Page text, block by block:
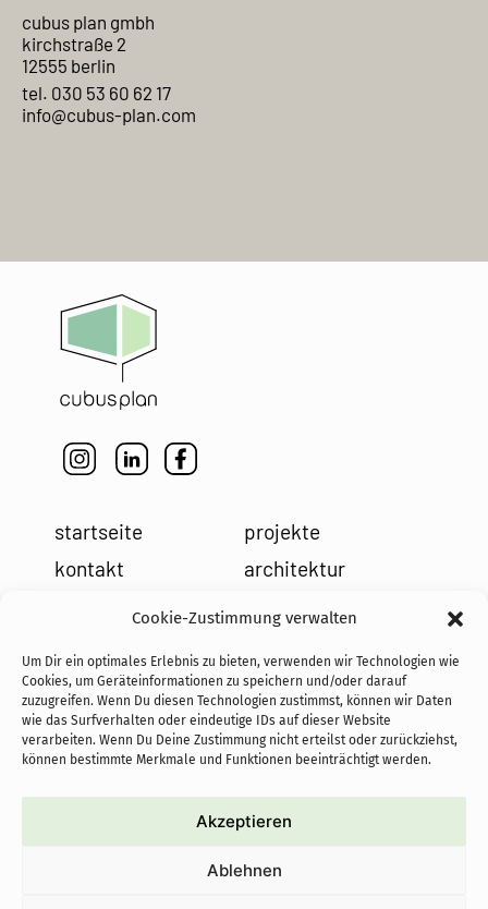
Cookie-Zustimmung verwalten
Um Dir ein optimales Erlebnis zu bieten, verwenden wir Technologien wie
Cookies, um Geräteinformationen zu speichern und/oder darauf
zuzugreifen. Wenn Du diesen Technologien zustimmst, können wir Daten
wie das Surfverhalten oder eindeutige IDs auf dieser Website
verarbeiten. Wenn Du Deine Zustimmung nicht erteilst oder zurückziehst,
können bestimmte Merkmale und Funktionen beeinträchtigt werden.
Akzeptieren
Ablehnen
cubus plan gmbh
kirchstraße 2
12555 berlin
tel. 030 53 60 62 17
info@cubus-plan.com
startseite
projekte
kontakt
architektur
leistungen
cookies
team
news
proyectos autoconstruidos